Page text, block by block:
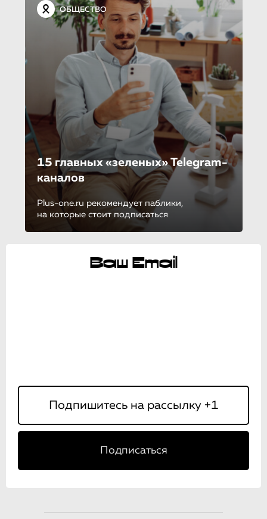
ОБЩЕСТВО
15 главных «зеленых» Telegram-
кана­лов
Plus-one.ru рекомендует паблики,
на которые стоит подписаться
Ваш Email
Подписаться